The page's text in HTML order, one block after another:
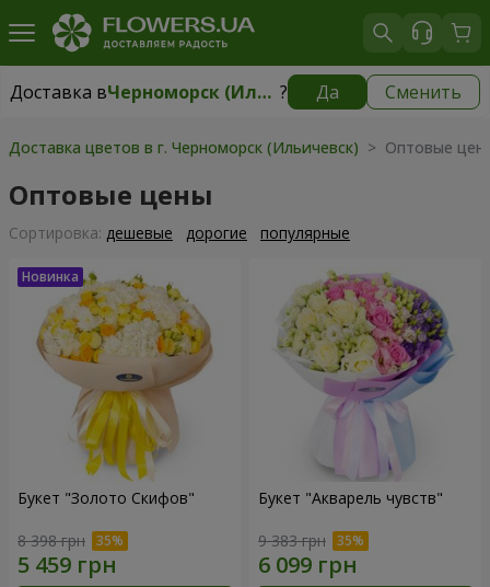
Доставка в Черноморск (Ильичевск) ? Да Сменить
Доставка вЧерноморск (Ильичевск)|бесплатно
Доставка цветов в г. Черноморск (Ильичевск) > Оптовые
Оптовые цены
Cортировка: дешевые дорогие популярные
Букет "Золото Скифов"
8 398 грн
Букет "Акварель чувств"
9 383 грн